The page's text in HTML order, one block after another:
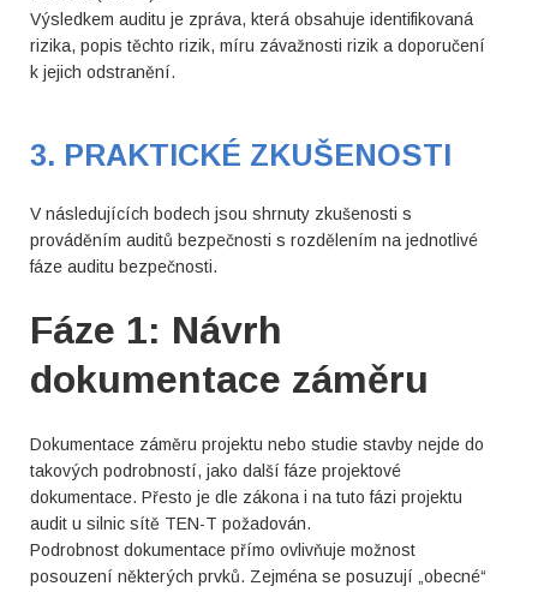
Výsledkem auditu je zpráva, která obsahuje identifikovaná
rizika, popis těchto rizik, míru závažnosti rizik a doporučení
k jejich odstranění.
3. PRAKTICKÉ ZKUŠENOSTI
V následujících bodech jsou shrnuty zkušenosti s
prováděním auditů bezpečnosti s rozdělením na jednotlivé
fáze auditu bezpečnosti.
Fáze 1: Návrh
dokumentace záměru
Dokumentace záměru projektu nebo studie stavby nejde do
takových podrobností, jako další fáze projektové
dokumentace. Přesto je dle zákona i na tuto fázi projektu
audit u silnic sítě TEN-T požadován.
Podrobnost dokumentace přímo ovlivňuje možnost
posouzení některých prvků. Zejména se posuzují „obecné“